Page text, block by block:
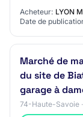
OUVRAGES -
Acheteur: LYON
Date de
Marché de
du site de
garage à
74-Haute-Savoie